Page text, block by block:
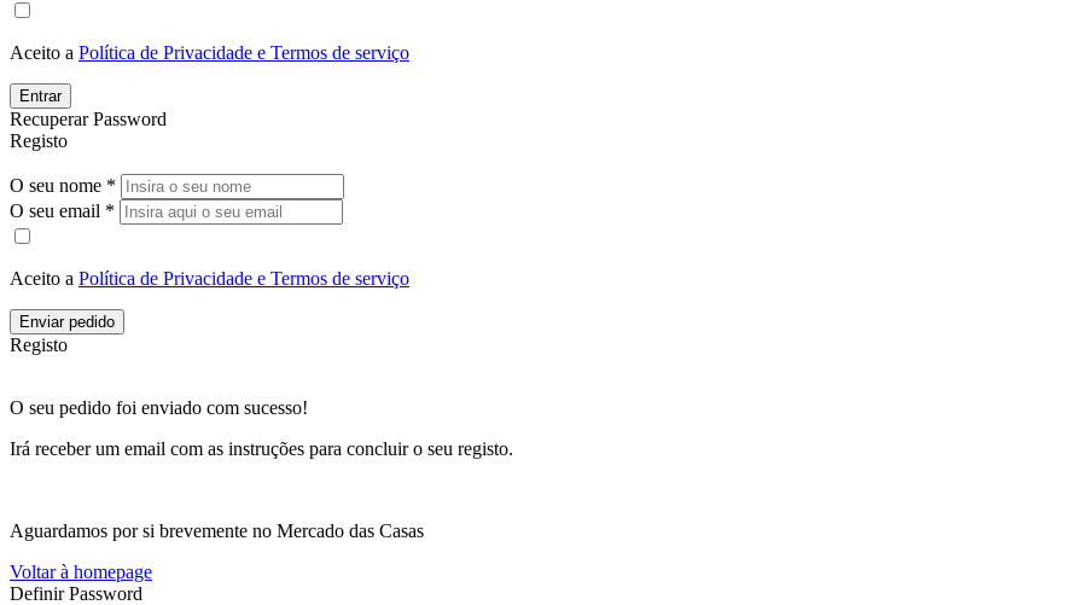
Aceito a Política de Privacidade e Termos de serviço
Entrar
Recuperar Password
Registo
O seu nome *
O seu email *
Aceito a Política de Privacidade e Termos de serviço
Enviar pedido
Registo
O seu pedido foi enviado com sucesso!
Irá receber um email com as instruções para concluir o seu registo.
Aguardamos por si brevemente no Mercado das Casas
Voltar à homepage
Definir Password